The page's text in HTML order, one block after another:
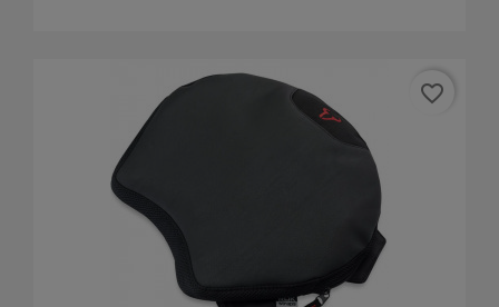
favorite_border